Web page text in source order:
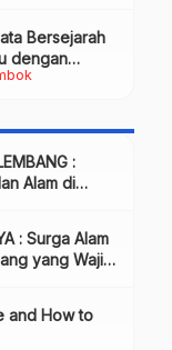
Bersejarah
dengan
:
Alam di
: Surga Alam
yang Wajib
and How to